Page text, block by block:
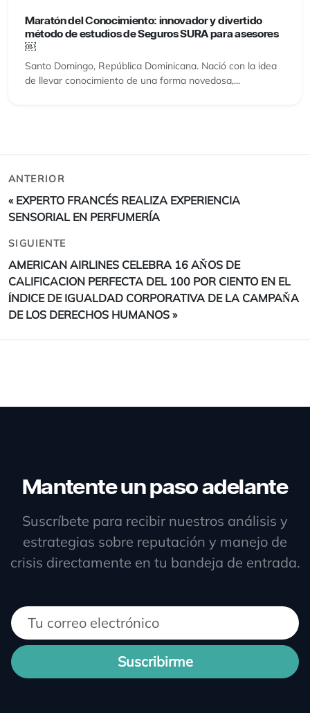
Maratón del Conocimiento: innovador y divertido
método de estudios de Seguros SURA para asesores
￼
Santo Domingo, República Dominicana. Nació con la idea
de llevar conocimiento de una forma novedosa,...
ANTERIOR
« EXPERTO FRANCÉS REALIZA EXPERIENCIA
SENSORIAL EN PERFUMERÍA
SIGUIENTE
AMERICAN AIRLINES CELEBRA 16 AŇOS DE
CALIFICACION PERFECTA DEL 100 POR CIENTO EN EL
ĺNDICE DE IGUALDAD CORPORATIVA DE LA CAMPAŇA
DE LOS DERECHOS HUMANOS »
Mantente un paso adelante
Suscríbete para recibir nuestros análisis y
estrategias sobre reputación y manejo de
crisis directamente en tu bandeja de entrada.
Suscribirme